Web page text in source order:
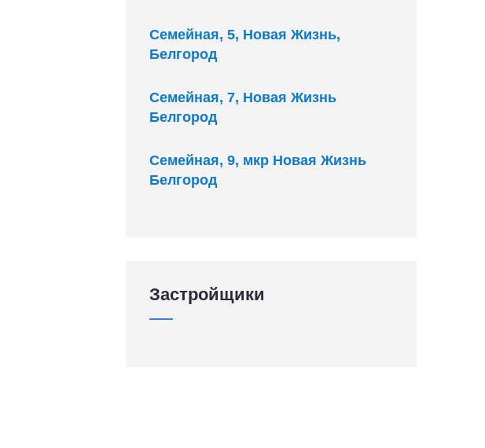
Семейная, 5, Новая Жизнь,
Белгород
Семейная, 7, Новая Жизнь
Белгород
Семейная, 9, мкр Новая Жизнь
Белгород
Застройщики